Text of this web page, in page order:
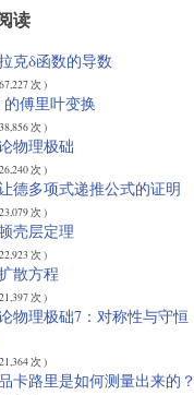
读
克δ函数的导数
次 )
的傅里叶变换
次 )
物理极础
次 )
德多项式递推公式的证明
次 )
壳层定理
次 )
散方程
次 )
物理极础7：对称性与守恒
次 )
卡路里是如何测量出来的？